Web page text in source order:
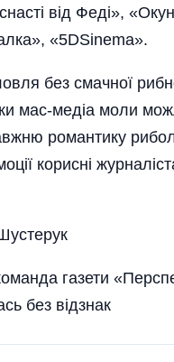
від Феді»,
«5DSinema».
без смачної
мас-медіа моли
романтику
корисні
газети
без відзнак